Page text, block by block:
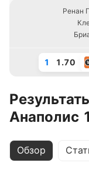
Ренан
1 1.70
Анаполис
Обзор